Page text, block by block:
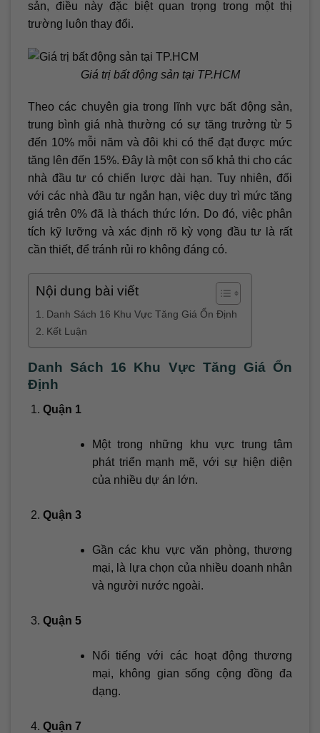
sản, điều này đặc biệt quan trọng trong một thị
trường luôn thay đổi.
Giá trị bất động sản tại TP.HCM
Theo các chuyên gia trong lĩnh vực bất động sản,
trung bình giá nhà thường có sự tăng trưởng từ 5
đến 10% mỗi năm và đôi khi có thể đạt được mức
tăng lên đến 15%. Đây là một con số khả thi cho các
nhà đầu tư có chiến lược dài hạn. Tuy nhiên, đối
với các nhà đầu tư ngắn hạn, việc duy trì mức tăng
giá trên 0% đã là thách thức lớn. Do đó, việc phân
tích kỹ lưỡng và xác định rõ kỳ vọng đầu tư là rất
cần thiết, để tránh rủi ro không đáng có.
Nội dung bài viết
Danh Sách 16 Khu Vực Tăng Giá Ổn Định
Kết Luận
Danh Sách 16 Khu Vực Tăng Giá Ổn
Định
Quận 1
Một trong những khu vực trung tâm
phát triển mạnh mẽ, với sự hiện diện
của nhiều dự án lớn.
Quận 3
Gần các khu vực văn phòng, thương
mại, là lựa chọn của nhiều doanh nhân
và người nước ngoài.
Quận 5
Nổi tiếng với các hoạt động thương
mại, không gian sống cộng đồng đa
dạng.
Quận 7